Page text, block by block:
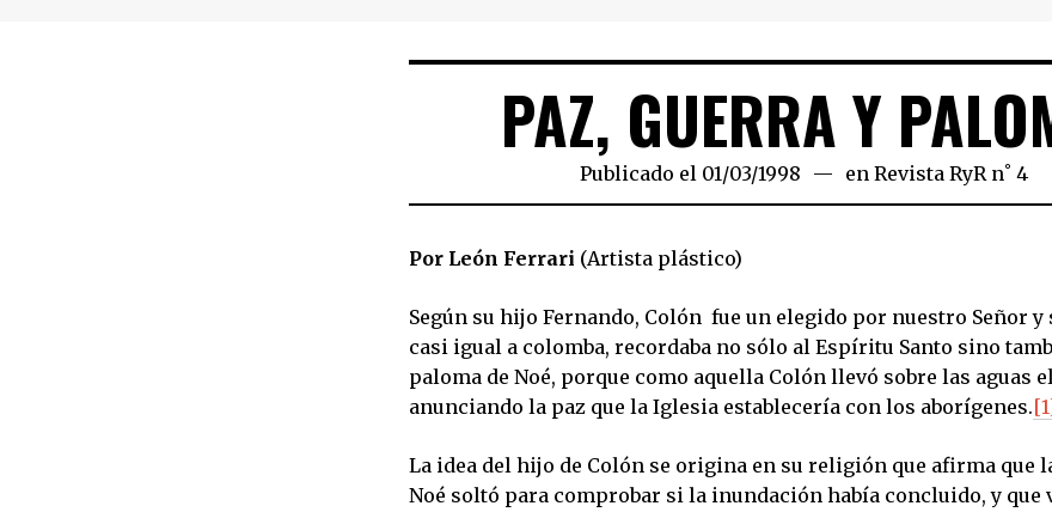
PAZ, GUERRA Y
Publicado el 01/03/1998 12/04/2020
en Revista RyR n˚ 4
Por León Ferrari (Artista plástico)
Según su hijo Fernando, Colón fue un elegido por nuestro Señor y
casi igual a colomba, recordaba no sólo al Espíritu Santo sino
paloma de Noé, porque como aquella Colón llevó sobre las aguas
anunciando la paz que la Iglesia establecería con los aborígenes.
La idea del hijo de Colón se origina en su religión que afirma que
Noé soltó para comprobar si la inundación había concluido, y que